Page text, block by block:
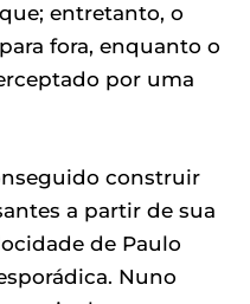
entretanto, o
fora, enquanto o
por uma
construir
a partir de sua
de Paulo
Nuno